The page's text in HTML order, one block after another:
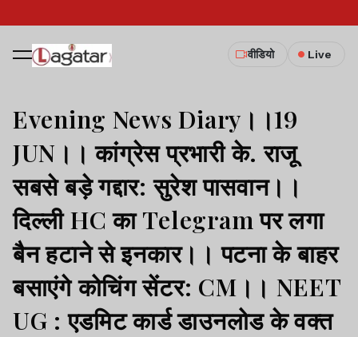
वीडियो Live
Evening News Diary।।19
JUN।। कांग्रेस प्रभारी के. राजू
सबसे बड़े गद्दार: सुरेश पासवान।।
दिल्ली HC का Telegram पर लगा
बैन हटाने से इनकार।। पटना के बाहर
बसाएंगे कोचिंग सेंटर: CM।। NEET
UG : एडमिट कार्ड डाउनलोड के वक्त